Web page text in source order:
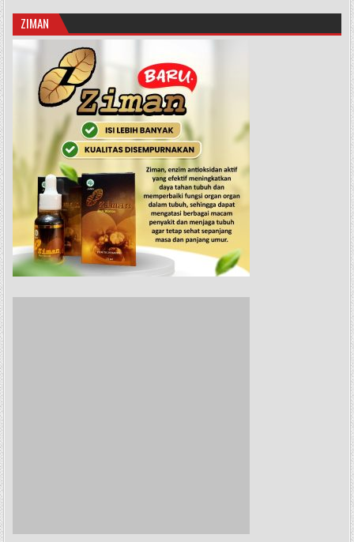
ZIMAN